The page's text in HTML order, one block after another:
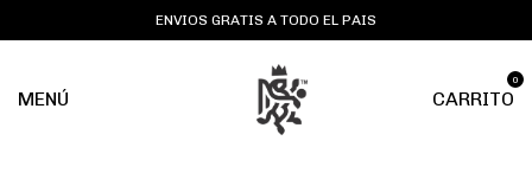
ENVIOS GRATIS A TODO EL PAIS
MENÚ CARRITO
0